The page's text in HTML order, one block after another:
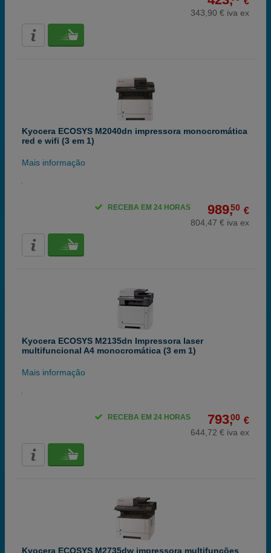
343,90 € iva ex
Kyocera ECOSYS M2040dn impressora monocromática
red e wifi (3 em 1)
Mais informação
989,50 €
804,47 € iva ex
RECEBA EM 24 HORAS
Kyocera ECOSYS M2135dn Impressora laser
multifuncional A4 monocromática (3 em 1)
Mais informação
793,00 €
644,72 € iva ex
RECEBA EM 24 HORAS
Kyocera ECOSYS M2735dw impressora multifunções